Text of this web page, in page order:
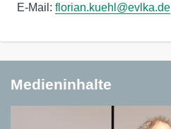
E-Mail: florian.kuehl@evlka.de
Medieninhalte